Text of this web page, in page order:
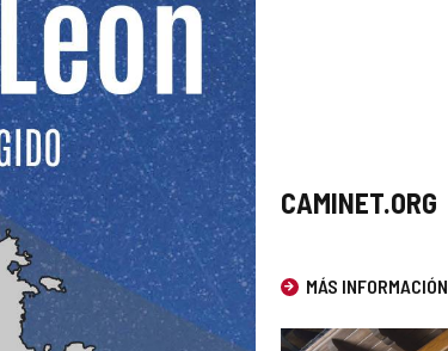
CAMINET.ORG
MÁS INFORMACIÓN